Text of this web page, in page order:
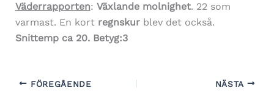
Väderrapporten: Växlande molnighet. 22 som
varmast. En kort regnskurblev det också.
Snittemp ca 20. Betyg:3
FÖREGÅENDE NÄSTA